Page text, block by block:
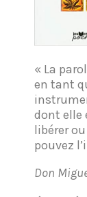
« La
en tant
dont elle
libérer
pouvez
Don